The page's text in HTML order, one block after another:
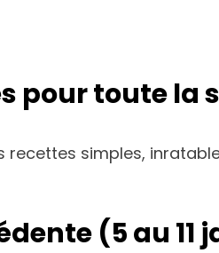
pour toute la
recettes simples,
(5 au 11